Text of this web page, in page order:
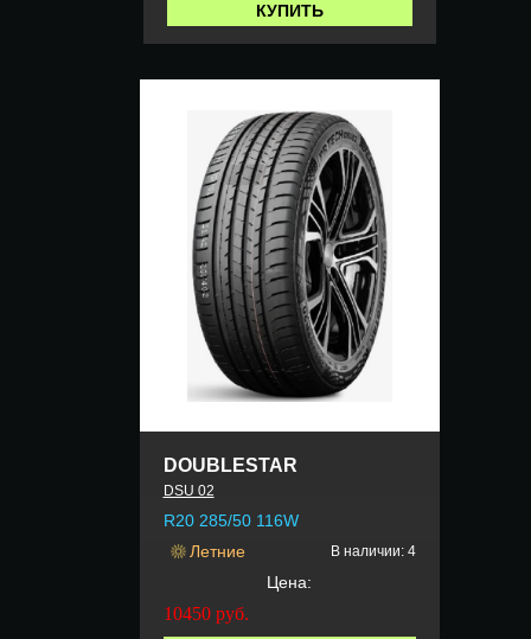
КУПИТЬ
DOUBLESTAR
DSU 02
R20 285/50 116W
Летние
В наличии: 4
Цена:
10450 руб.